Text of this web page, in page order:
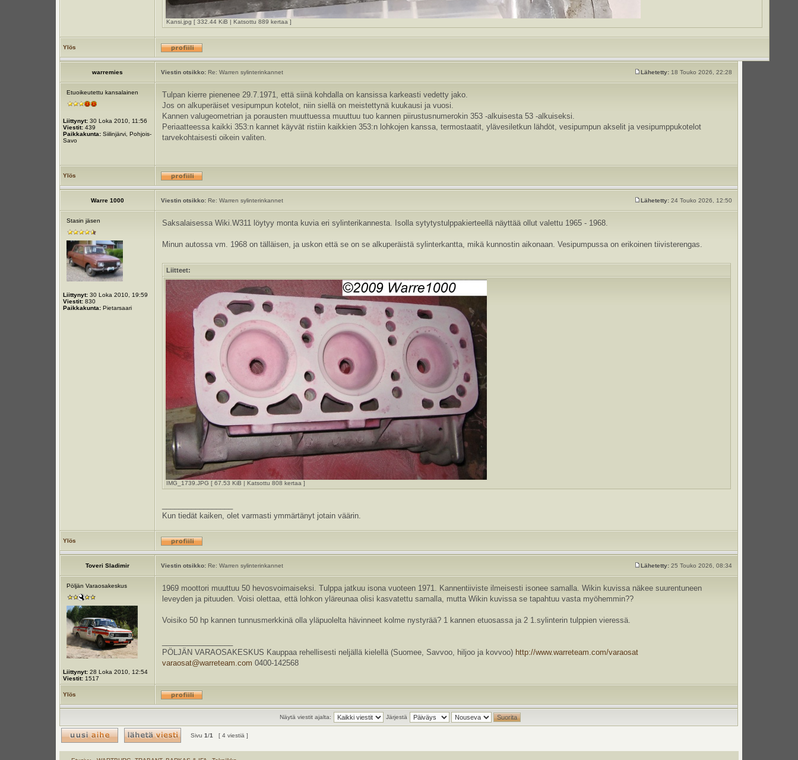
Kansi.jpg [ 332.44 KiB | Katsottu 889 kertaa ]
Ylös
warremies Viestin otsikko: Re: Warren sylinterinkannet Lähetetty: 18 Touko 2026, 22:28
Etuoikeutettu kansalainen
Liittynyt: 30 Loka 2010, 11:56
Viestit: 439
Paikkakunta: Siilinjärvi, Pohjois-
Savo
Tulpan kierre pienenee 29.7.1971, että siinä kohdalla on kansissa karkeasti vedetty jako.
Jos on alkuperäiset vesipumpun kotelot, niin siellä on meistettynä kuukausi ja vuosi.
Kannen valugeometrian ja porausten muuttuessa muuttuu tuo kannen piirustusnumerokin 353 -alkuisesta 53 -alkuiseksi.
Periaatteessa kaikki 353:n kannet käyvät ristiin kaikkien 353:n lohkojen kanssa, termostaatit, ylävesiletkun lähdöt, vesipumpun akselit ja vesipumppukotelot
tarvekohtaisesti oikein valiten.
Ylös
Warre 1000 Viestin otsikko: Re: Warren sylinterinkannet Lähetetty: 24 Touko 2026, 12:50
Stasin jäsen
Liittynyt: 30 Loka 2010, 19:59
Viestit: 830
Paikkakunta: Pietarsaari
Saksalaisessa Wiki.W311 löytyy monta kuvia eri sylinterikannesta. Isolla sytytystulppakierteellä näyttää ollut valettu 1965 - 1968.
Minun autossa vm. 1968 on tälläisen, ja uskon että se on se alkuperäistä sylinterkantta, mikä kunnostin aikonaan. Vesipumpussa on erikoinen tiivisterengas.
Liitteet:
IMG_1739.JPG [ 67.53 KiB | Katsottu 808 kertaa ]
Kun tiedät kaiken, olet varmasti ymmärtänyt jotain väärin.
Ylös
Toveri Sladimir Viestin otsikko: Re: Warren sylinterinkannet Lähetetty: 25 Touko 2026, 08:34
Pöljän Varaosakeskus
Liittynyt: 28 Loka 2010, 12:54
Viestit: 1517
1969 moottori muuttuu 50 hevosvoimaiseksi. Tulppa jatkuu isona vuoteen 1971. Kannentiiviste ilmeisesti isonee samalla. Wikin kuvissa näkee suurentuneen
leveyden ja pituuden. Voisi olettaa, että lohkon yläreunaa olisi kasvatettu samalla, mutta Wikin kuvissa se tapahtuu vasta myöhemmin??
Voisiko 50 hp kannen tunnusmerkkinä olla yläpuolelta hävinneet kolme nystyrää? 1 kannen etuosassa ja 2 1.sylinterin tulppien vieressä.
PÖLJÄN VARAOSAKESKUS Kauppaa rehellisesti neljällä kielellä (Suomee, Savvoo, hiljoo ja kovvoo) http://www.warreteam.com/varaosat
varaosat@warreteam.com 0400-142568
Ylös
Näytä viestit ajalta: Järjestä
Sivu1/1 [ 4 viestiä ]